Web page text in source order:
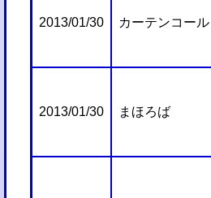
2013/01/30 カーテンコール
2013/01/30 まほろば